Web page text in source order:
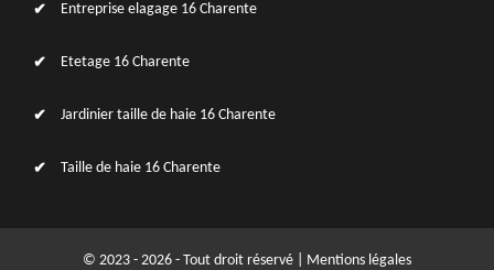
Entreprise elagage 16 Charente
Etetage 16 Charente
Jardinier taille de haie 16 Charente
Taille de haie 16 Charente
© 2023 - 2026 - Tout droit réservé | Mentions légales